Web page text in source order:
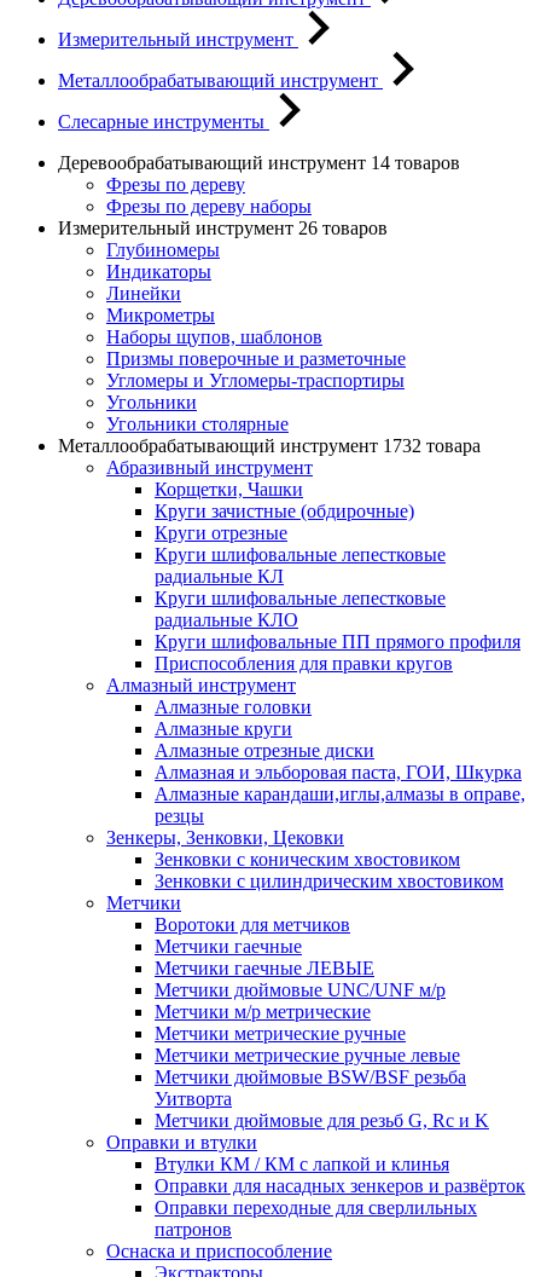
Измерительный инструмент
Металлообрабатывающий инструмент
Слесарные инструменты
Деревообрабатывающий инструмент 14 товаров
Фрезы по дереву
Фрезы по дереву наборы
Измерительный инструмент 26 товаров
Глубиномеры
Индикаторы
Линейки
Микрометры
Наборы щупов, шаблонов
Призмы поверочные и разметочные
Угломеры и Угломеры-траспортиры
Угольники
Угольники столярные
Металлообрабатывающий инструмент 1732 товара
Абразивный инструмент
Корщетки, Чашки
Круги зачистные (обдирочные)
Круги отрезные
Круги шлифовальные лепестковые
радиальные КЛ
Круги шлифовальные лепестковые
радиальные КЛО
Круги шлифовальные ПП прямого профиля
Приспособления для правки кругов
Алмазный инструмент
Алмазные головки
Алмазные круги
Алмазные отрезные диски
Алмазная и эльборовая паста, ГОИ, Шкурка
Алмазные карандаши,иглы,алмазы в оправе,
резцы
Зенкеры, Зенковки, Цековки
Зенковки с коническим хвостовиком
Зенковки с цилиндрическим хвостовиком
Метчики
Воротоки для метчиков
Метчики гаечные
Метчики гаечные ЛЕВЫЕ
Метчики дюймовые UNC/UNF м/р
Метчики м/р метрические
Метчики метрические ручные
Метчики метрические ручные левые
Метчики дюймовые BSW/BSF резьба
Уитворта
Метчики дюймовые для резьб G, Rc и K
Оправки и втулки
Втулки КМ / КМ с лапкой и клинья
Оправки для насадных зенкеров и развёрток
Оправки переходные для сверлильных
патронов
Оснаска и приспособление
Экстракторы